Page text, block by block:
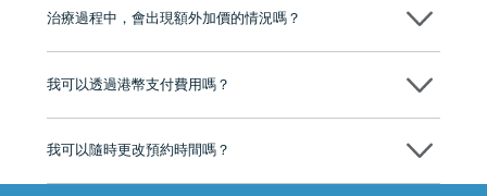
市市民極高的口碑評價及信任推薦 珠海、深圳設有八大分院，香港亦設
有咨詢及服務保障中心，有任何問題都可以隨時預約免費咨詢，讓人十
治療過程中，會出現額外加價的情況嗎？
我可以透過港幣支付費用嗎？
我可以隨時更改預約時間嗎？
可以，請盡早通過wechat或whatsapp聯絡我們，告知我們你原本預約的